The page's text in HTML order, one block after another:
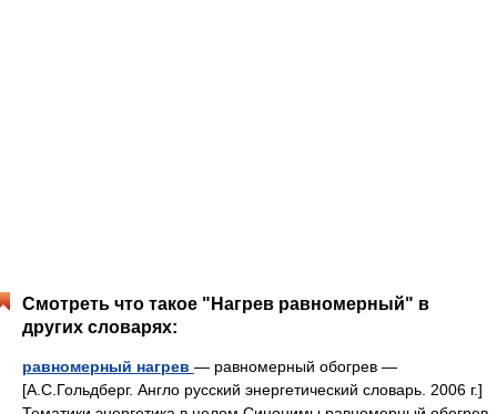
Смотреть что такое "Нагрев равномерный" в
других словарях:
равномерный нагрев — равномерный обогрев —
[А.С.Гольдберг. Англо русский энергетический словарь. 2006 г.]